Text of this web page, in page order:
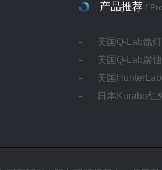
产品推荐 /
美国Q-Lab氙
美国Q-Lab腐
美国
日本Kurabo红